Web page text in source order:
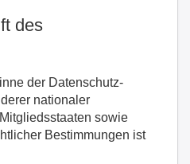
des
der Datenschutz-
nationaler
sowie
Bestimmungen ist